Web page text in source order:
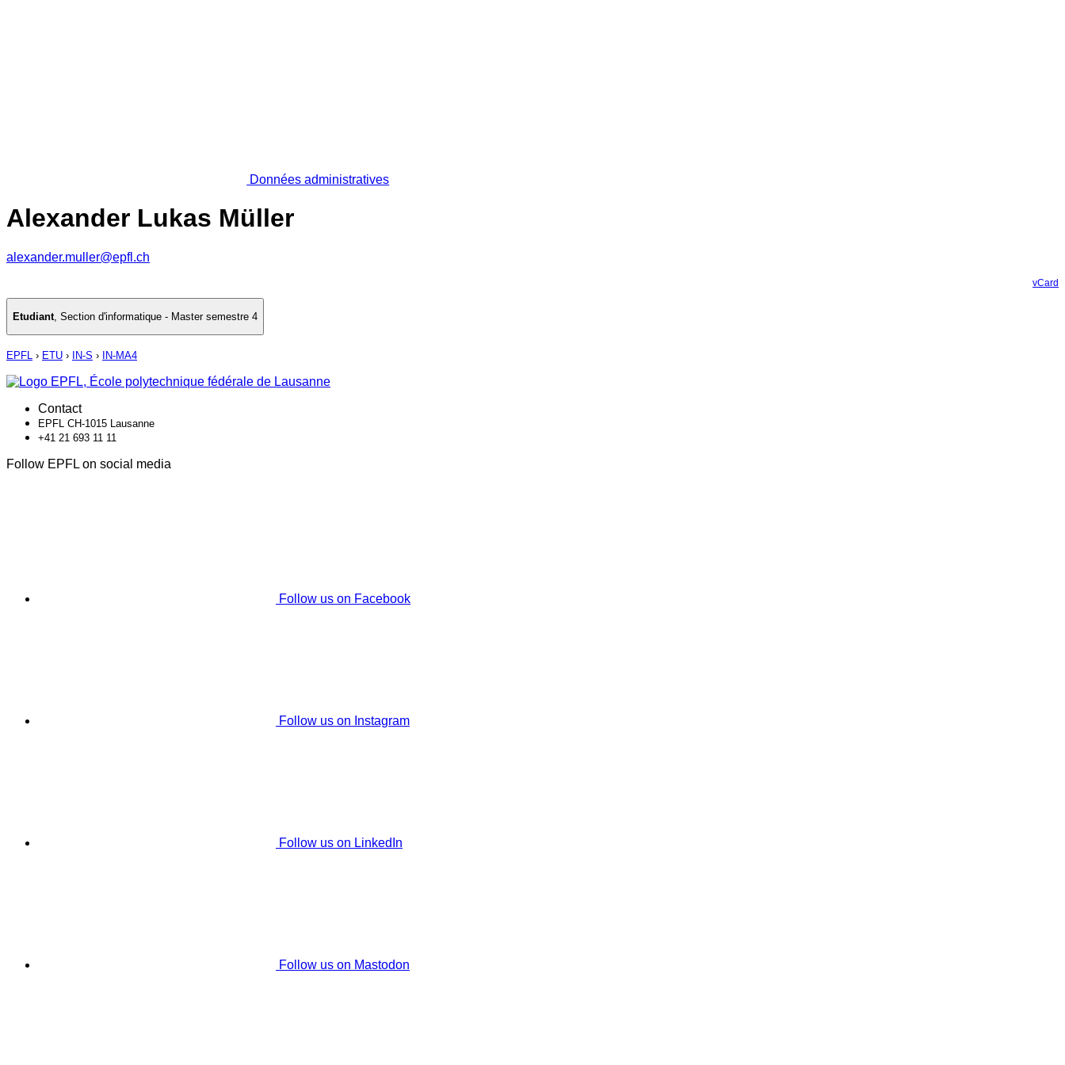
Données administratives
Alexander Lukas Müller
alexander.muller@epfl.ch
vCard
Etudiant, Section d'informatique - Master semestre 4
EPFL › ETU › IN-S › IN-MA4
Contact
EPFL CH-1015 Lausanne
+41 21 693 11 11
Follow EPFL on social media
Follow us on Facebook
Follow us on Instagram
Follow us on LinkedIn
Follow us on Mastodon